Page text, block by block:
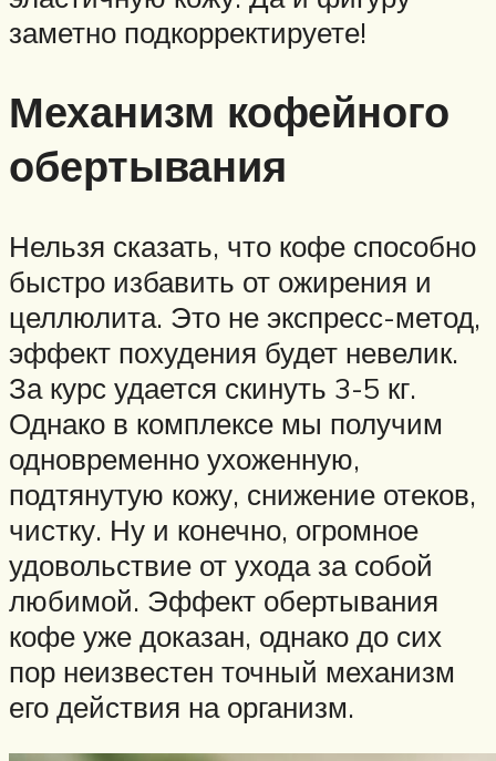
заметно подкорректируете!
Механизм кофейного
обертывания
Нельзя сказать, что кофе способно
быстро избавить от ожирения и
целлюлита. Это не экспресс-метод,
эффект похудения будет невелик.
За курс удается скинуть 3-5 кг.
Однако в комплексе мы получим
одновременно ухоженную,
подтянутую кожу, снижение отеков,
чистку. Ну и конечно, огромное
удовольствие от ухода за собой
любимой. Эффект обертывания
кофе уже доказан, однако до сих
пор неизвестен точный механизм
его действия на организм.